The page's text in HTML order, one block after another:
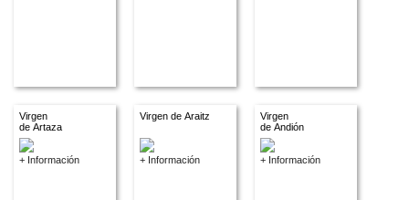
Virgen
de Artaza
+ Información
Virgen de Araitz
+ Información
Virgen
de Andión
+ Información